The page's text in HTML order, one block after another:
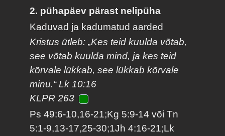
2. pühapäev pärast nelipüha
Kaduvad ja kadumatud aarded
Kristus ütleb: „Kes teid kuulda võtab,
see võtab kuulda mind, ja kes teid
kõrvale lükkab, see lükkab kõrvale
minu.“ Lk 10:16
KLPR 263
Ps 49:6-10,16-21;Kg 5:9-14 või Tn
5:1-9,13-17,25-30;1Jh 4:16-21;Lk